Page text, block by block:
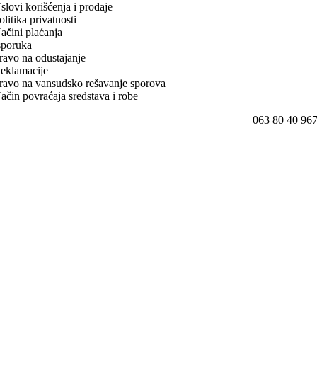
korišćenja i prodaje
privatnosti
plaćanja
na odustajanje
na vansudsko rešavanje sporova
povraćaja sredstava i robe
063 80 40 967